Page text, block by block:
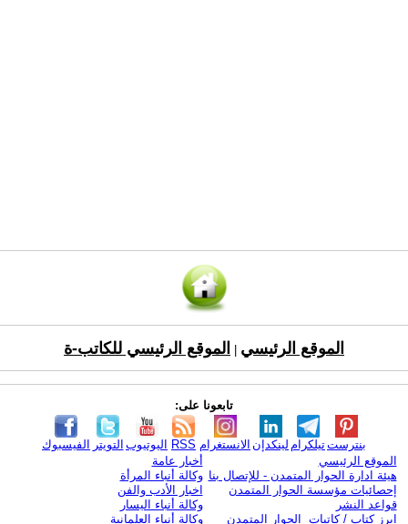
الموقع الرئيسي الموقع الرئيسي للكاتب-ة
تابعونا على:
الفيسبوك التويتر اليوتيوب RSS الانستغرام لينكدإن تيلكرامبنترست
الموقع الرئيسي
هيئة ادارة الحوار المتمدن - للإتصال بنا
إحصائيات مؤسسة الحوار المتمدن
قواعد النشر
ابرز كتاب / كاتبات الحوار المتمدن
أخبار عامة
وكالة أنباء المرأة
اخبار الأدب والفن
وكالة أنباء اليسار
وكالة أنباء العلمانية